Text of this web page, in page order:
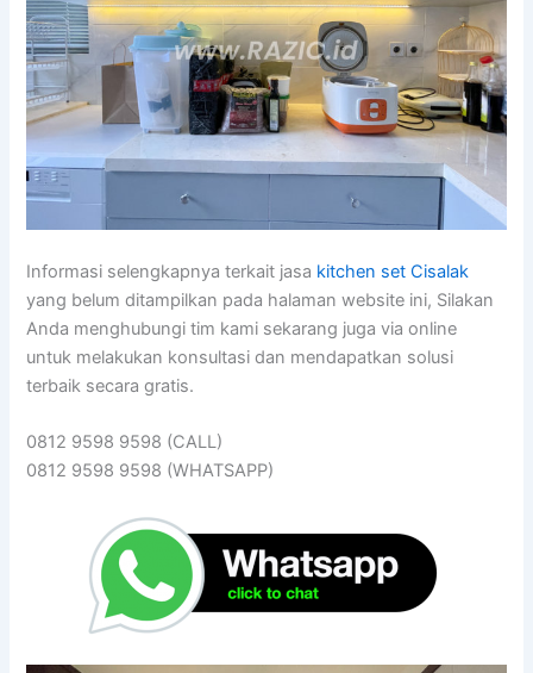
Informasi selengkapnya terkait jasa kitchen set Cisalak
yang belum ditampilkan pada halaman website ini, Silakan
Anda menghubungi tim kami sekarang juga via online
untuk melakukan konsultasi dan mendapatkan solusi
terbaik secara gratis.
0812 9598 9598 (CALL)
0812 9598 9598 (WHATSAPP)